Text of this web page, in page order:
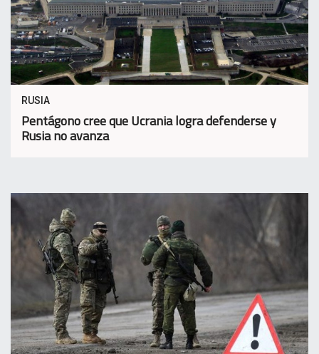
RUSIA
Pentágono cree que Ucrania logra defenderse y
Rusia no avanza